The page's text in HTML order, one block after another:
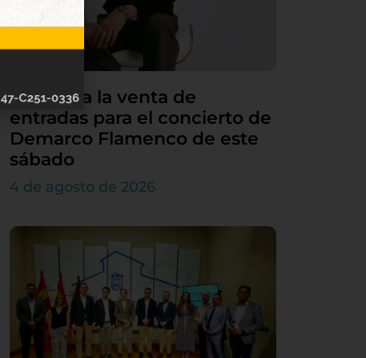
Continúa la venta de
entradas para el concierto de
Demarco Flamenco de este
sábado
4 de agosto de 2026